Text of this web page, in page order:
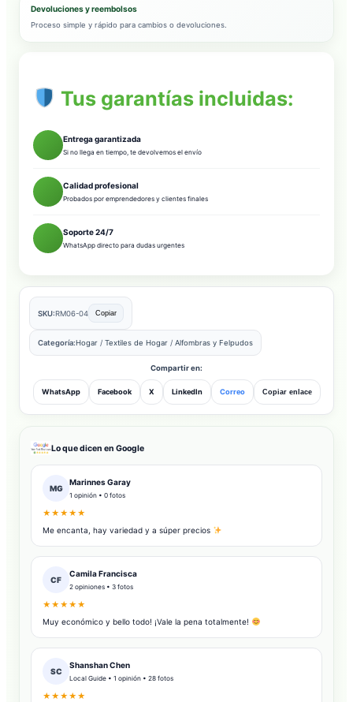
Devoluciones y reembolsos
Proceso simple y rápido para cambios o devoluciones.
Tus garantías incluidas:
Entrega garantizada
Si no llega en tiempo, te devolvemos el envío
Calidad profesional
Probados por emprendedores y clientes finales
Soporte 24/7
WhatsApp directo para dudas urgentes
SKU:RM06-04 Copiar
Categoría:Hogar / Textiles de Hogar / Alfombras y Felpudos
Compartir en:
WhatsApp Facebook X LinkedIn Correo Copiar enlace
Lo que dicen en Google
MG
Marinnes Garay
1 opinión • 0 fotos
★★★★★
Me encanta, hay variedad y a súper precios
CF
Camila Francisca
2 opiniones • 3 fotos
★★★★★
Muy económico y bello todo! ¡Vale la pena totalmente!
SC
Shanshan Chen
Local Guide • 1 opinión • 28 fotos
★★★★★